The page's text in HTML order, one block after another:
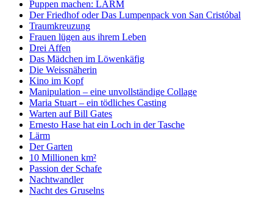
Puppen machen: LÄRM
Der Friedhof oder Das Lumpenpack von San Cristóbal
Traumkreuzung
Frauen lügen aus ihrem Leben
Drei Affen
Das Mädchen im Löwenkäfig
Die Weissnäherin
Kino im Kopf
Manipulation – eine unvollständige Collage
Maria Stuart – ein tödliches Casting
Warten auf Bill Gates
Ernesto Hase hat ein Loch in der Tasche
Lärm
Der Garten
10 Millionen km²
Passion der Schafe
Nachtwandler
Nacht des Gruselns